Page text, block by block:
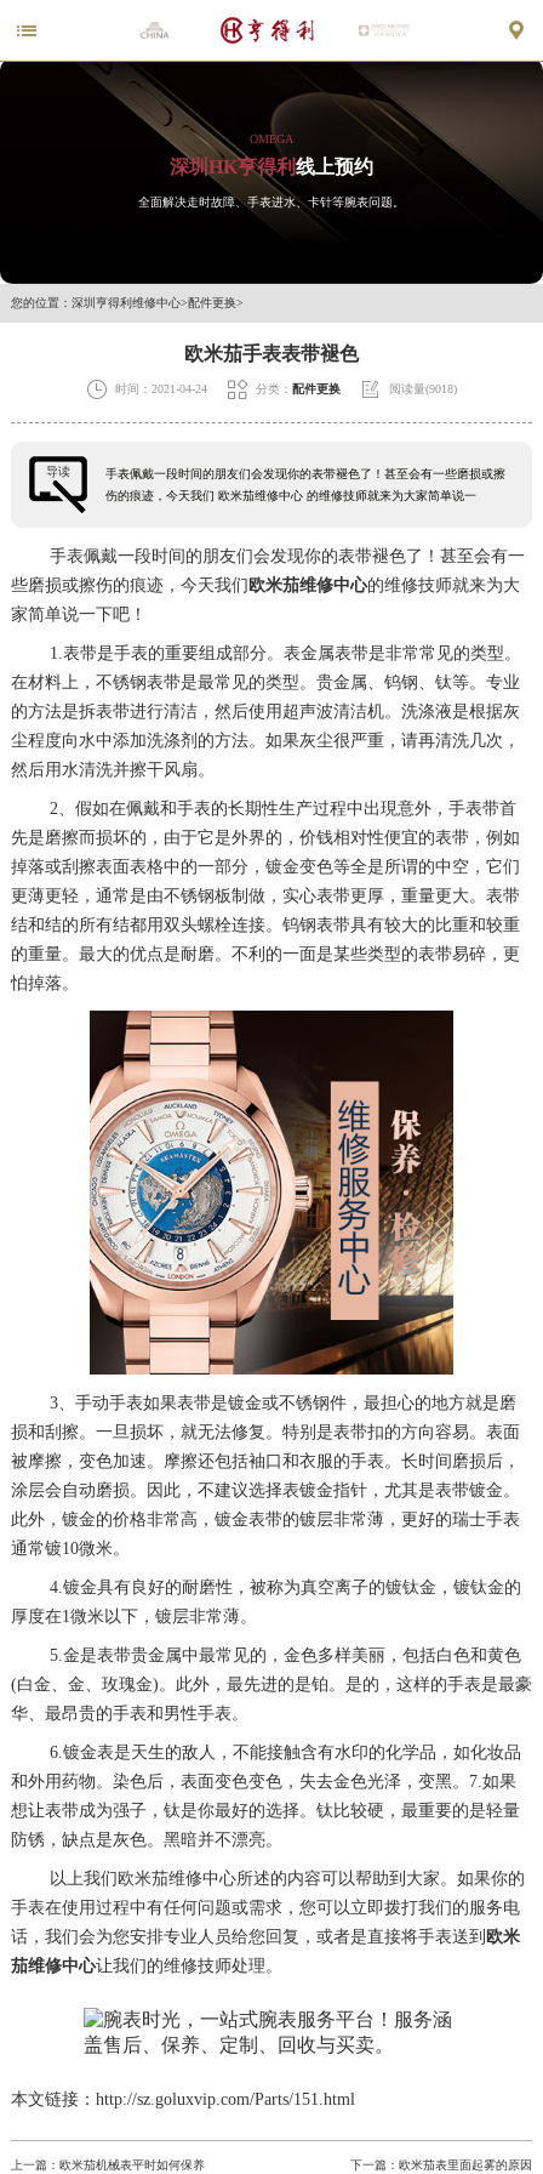
 
OMEGA
深圳HK亨得利线上预约
全面解决走时故障、手表进水、卡针等腕表问题。
您的位置： 深圳亨得利维修中心>配件更换>
欧米茄手表表带褪色
 时间：2021-04-24  分类： 配件更换  阅读量(9018)
导读
手表佩戴一段时间的朋友们会发现你的表带褪色了！甚至会有一些磨损或擦
伤的痕迹，今天我们 欧米茄维修中心 的维修技师就来为大家简单说一
手表佩戴一段时间的朋友们会发现你的表带褪色了！甚至会有一
些磨损或擦伤的痕迹，今天我们 欧米茄维修中心的维修技师就来为大
家简单说一下吧！
1.表带是手表的重要组成部分。表金属表带是非常常见的类型。
在材料上，不锈钢表带是最常见的类型。贵金属、钨钢、钛等。专业
的方法是拆表带进行清洁，然后使用超声波清洁机。洗涤液是根据灰
尘程度向水中添加洗涤剂的方法。如果灰尘很严重，请再清洗几次，
然后用水清洗并擦干风扇。
2、假如在佩戴和手表的长期性生产过程中出現意外，手表带首
先是磨擦而损坏的，由于它是外界的，价钱相对性便宜的表带，例如
掉落或刮擦表面表格中的一部分，镀金变色等全是所谓的中空，它们
更薄更轻，通常是由不锈钢板制做，实心表带更厚，重量更大。表带
结和结的所有结都用双头螺栓连接。钨钢表带具有较大的比重和较重
的重量。最大的优点是耐磨。不利的一面是某些类型的表带易碎，更
怕掉落。
3、手动手表如果表带是镀金或不锈钢件，最担心的地方就是磨
损和刮擦。一旦损坏，就无法修复。特别是表带扣的方向容易。表面
被摩擦，变色加速。摩擦还包括袖口和衣服的手表。长时间磨损后，
涂层会自动磨损。因此，不建议选择表镀金指针，尤其是表带镀金。
此外，镀金的价格非常高，镀金表带的镀层非常薄，更好的瑞士手表
通常镀10微米。
4.镀金具有良好的耐磨性，被称为真空离子的镀钛金，镀钛金的
厚度在1微米以下，镀层非常薄。
5.金是表带贵金属中最常见的，金色多样美丽，包括白色和黄色
(白金、金、玫瑰金)。此外，最先进的是铂。是的，这样的手表是最豪
华、最昂贵的手表和男性手表。
6.镀金表是天生的敌人，不能接触含有水印的化学品，如化妆品
和外用药物。染色后，表面变色变色，失去金色光泽，变黑。7.如果
想让表带成为强子，钛是你最好的选择。钛比较硬，最重要的是轻量
防锈，缺点是灰色。黑暗并不漂亮。
以上我们欧米茄维修中心所述的内容可以帮助到大家。如果你的
手表在使用过程中有任何问题或需求，您可以立即拨打我们的服务电
话，我们会为您安排专业人员给您回复，或者是直接将手表送到 欧米
茄维修中心让我们的维修技师处理。
本文链接：http://sz.goluxvip.com/Parts/151.html
上一篇： 欧米茄机械表平时如何保养 下一篇：欧米茄表里面起雾的原因